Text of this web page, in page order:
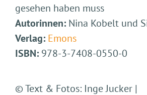
gesehen haben muss
Autorinnen: Nina Kobelt und
Verlag: Emons
ISBN: 978-3-7408-0550-0
© Text & Fotos: Inge Jucker |